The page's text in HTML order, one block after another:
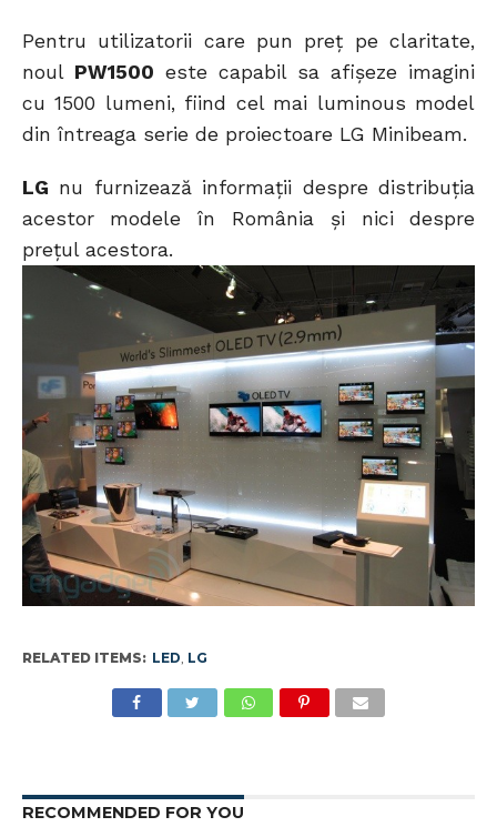
Pentru utilizatorii care pun preț pe claritate,
noul PW1500 este capabil sa afișeze imagini
cu 1500 lumeni, fiind cel mai luminous model
din întreaga serie de proiectoare LG Minibeam.
LG nu furnizează informații despre distribuția
acestor modele în România și nici despre
prețul acestora.
RELATED ITEMS: LED LG
RECOMMENDED FOR YOU